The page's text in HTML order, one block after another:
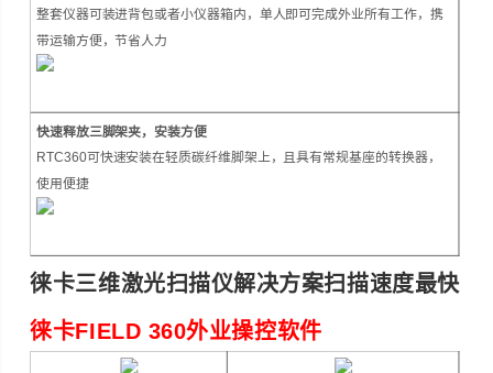
整套仪器可装进背包或者小仪器箱内，单人即可完成外业所有工作，携
带运输方便，节省人力
快速释放三脚架夹，安装方便
RTC360可快速安装在轻质碳纤维脚架上，且具有常规基座的转换器，
使用便捷
徕卡三维激光扫描仪解决方案扫描速度最快
徕卡FIELD 360外业操控软件